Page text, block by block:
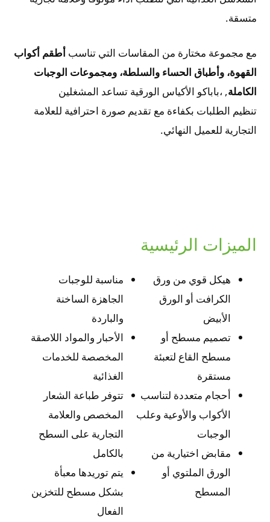
متسقة.
مع مجموعة مختارة من المقاسات التي تناسبأطقم أكواب
القهوة، وأطباق الحساء والسلطة، ومجموعات الوجبات
الكاملة, ،باباكو الأكياس الورقية تساعد المشغلين
تنظيم الطلبات بكفاءة مع تقديم صورة احترافية للعلامة
التجارية للعميل النهائي.
الميزات الرئيسية
هيكل قوي من ورق
الكرافت أو الورق
الأبيض
تصميم مسطح أو
مسطح القاع لتعبئة
مستقرة
أحجام متعددة لتناسب
الأكواب والأوعية وعلب
الوجبات
مقابض اختيارية من
الورق الملتوي أو
المسطح
مناسبة للوجبات
الجاهزة الساخنة
والباردة
الأحبار والمواد اللاصقة
المخصصة للخدمات
الغذائية
تتوفر طباعة الشعار
المخصص والعلامة
التجارية على السطح
بالكامل
يتم توريدها معبأة
بشكل مسطح للتخزين
الفعال